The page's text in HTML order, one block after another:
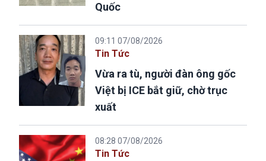
Quốc
09:11 07/08/2026
Tin Tức
Vừa ra tù, người đàn ông gốc
Việt bị ICE bắt giữ, chờ trục
xuất
08:28 07/08/2026
Tin Tức